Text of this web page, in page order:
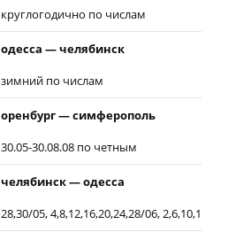
круглогодично по числам
одесса — челябинск
зимний по числам
оренбург — симферополь
30.05-30.08.08 по четным
челябинск — одесса
28,30/05, 4,8,12,16,20,24,28/06,